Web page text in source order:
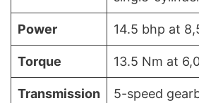
Power 14.5 bhp at
Torque 13.5 Nm at
Transmission 5-speed